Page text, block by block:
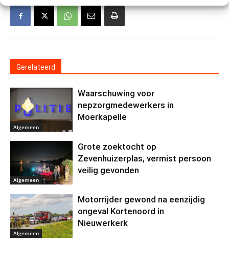
Gerelateerd
Algemeen
Waarschuwing voor
nepzorgmedewerkers in
Moerkapelle
Algemeen
Grote zoektocht op
Zevenhuizerplas, vermist persoon
veilig gevonden
Algemeen
Motorrijder gewond na eenzijdig
ongeval Kortenoord in
Nieuwerkerk